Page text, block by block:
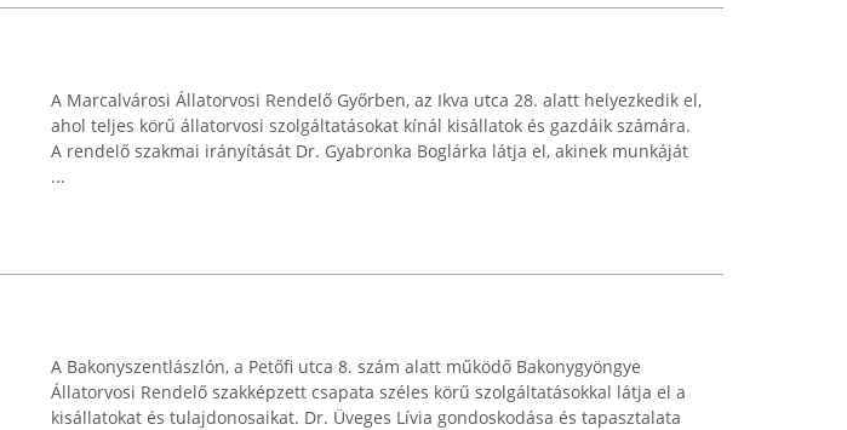
A Marcalvárosi Állatorvosi Rendelő Győrben, az Ikva utca 28. alatt helyezkedik el,
ahol teljes körű állatorvosi szolgáltatásokat kínál kisállatok és gazdáik számára.
A rendelő szakmai irányítását Dr. Gyabronka Boglárka látja el, akinek munkáját
...
A Bakonyszentlászlón, a Petőfi utca 8. szám alatt működő Bakonygyöngye
Állatorvosi Rendelő szakképzett csapata széles körű szolgáltatásokkal látja el a
kisállatokat és tulajdonosaikat. Dr. Üveges Lívia gondoskodása és tapasztalata